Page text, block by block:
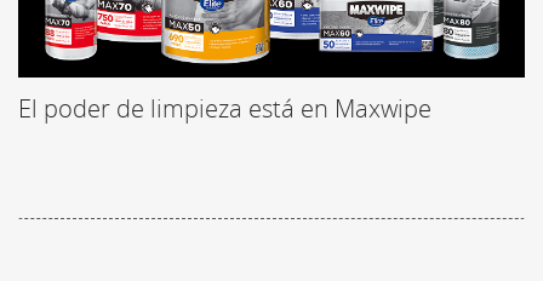
El poder de limpieza está en Maxwipe